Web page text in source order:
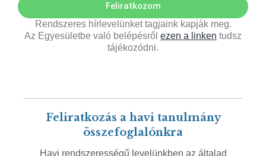
Feliratkozom
Rendszeres hírlevelünket tagjaink kapják meg.
Az Egyesületbe való belépésről ezen a linken tudsz
tájékozódni.
Feliratkozás a havi tanulmány
összefoglalónkra
Havi rendszerességű levelünkben az általad